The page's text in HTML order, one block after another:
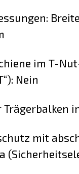
im T-
Nein
Trägerbalken
mit